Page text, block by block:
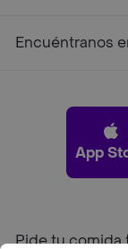
Encuéntranos
App
Pide tu comida